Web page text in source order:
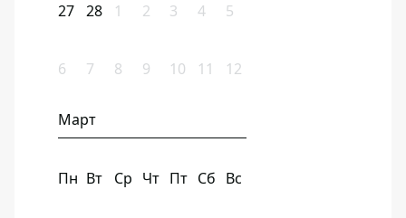
27 28 1 2 3 4 5
6 7 8 9 10 11 12
Март
Пн Вт Ср Чт Пт Сб Вс